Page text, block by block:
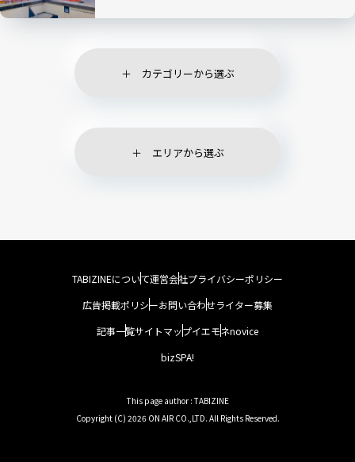
カテゴリーから選ぶ
エリアから選ぶ
TABIZINEについて運営会社プライバシーポリシー
広告掲載ポリシーお問い合わせライター募集
記事一覧サイトマップイエモネnovice
bizSPA!
This page author : TABIZINE
Copyright (C) 2026 ON AIR CO.,LTD. All Rights Reserved.